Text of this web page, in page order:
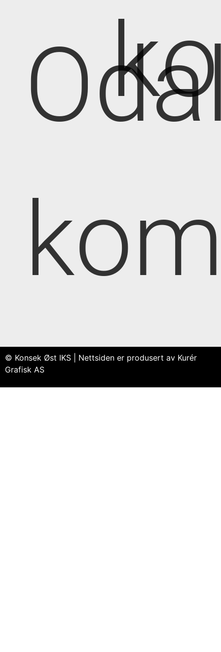
© Konsek Øst IKS | Nettsiden er produsert av Kurér
Grafisk AS